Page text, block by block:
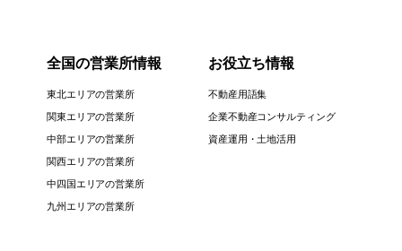
全国の営業所情報
東北エリアの営業所
関東エリアの営業所
中部エリアの営業所
関西エリアの営業所
中四国エリアの営業所
九州エリアの営業所
お役立ち情報
不動産用語集
企業不動産コンサルティング
資産運用・土地活用